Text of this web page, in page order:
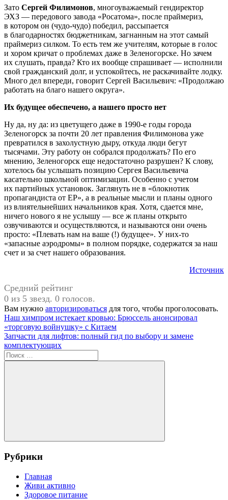
Зато Сергей Филимонов, многоуважаемый гендиректор
ЭХЗ — передового завода «Росатома», после праймериз,
в котором он (чудо-чудо) победил, рассыпается
в благодарностях бюджетникам, загнанным на этот самый
праймериз силком. То есть тем же учителям, которые в голос
и хором кричат о проблемах даже в Зеленогорске. Но зачем
их слушать, правда? Кто их вообще спрашивает — исполнили
свой гражданский долг, и успокойтесь, не раскачивайте лодку.
Много дел впереди, говорит Сергей Васильевич: «Продолжаю
работать на благо нашего округа».
Их будущее обеспечено, а нашего просто нет
Ну да, ну да: из цветущего даже в 1990-е годы города
Зеленогорск за почти 20 лет правления Филимонова уже
превратился в захолустную дыру, откуда люди бегут
тысячами. Эту работу он собрался продолжать? По его
мнению, Зеленогорск еще недостаточно разрушен? К слову,
хотелось бы услышать позицию Сергея Васильевича
касательно школьной оптимизации. Особенно с учетом
их партийных установок. Заглянуть не в «блокнотик
пропагандиста от ЕР», а в реальные мысли и планы одного
из влиятельнейших начальников края. Хотя, сдается мне,
ничего нового я не услышу — все ж планы открыто
озвучиваются и осуществляются, и называются они очень
просто: «Плевать нам на ваше (!) будущее». У них-то
«запасные аэродромы» в полном порядке, содержатся за наш
счет и за счет нашего образования.
Источник
Средний рейтинг
0 из 5 звезд. 0 голосов.
Вам нужно авторизироваться для того, чтобы проголосовать.
#Кризис
образования
Навигация
по
записям
Предыдущая
запись:
Наш химпром истекает кровью: Брюссель анонсировал
«торговую войнушку» с Китаем
Следующая
запись:
Запчасти для лифтов: полный гид по выбору и замене
комплектующих
Поиск
для:
Поиск
Рубрики
Главная
Живи активно
Здоровое питание